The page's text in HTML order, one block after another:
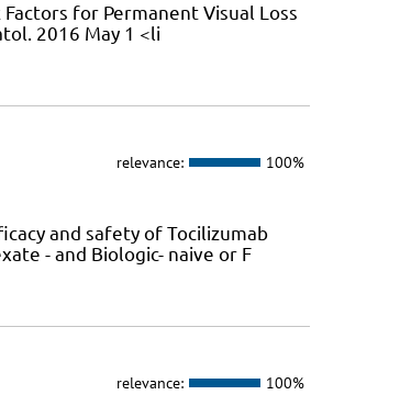
for Permanent Visual Loss
2016 May 1 <li
relevance: 100%
and safety of Tocilizumab
- and Biologic- naive or F
relevance: 100%